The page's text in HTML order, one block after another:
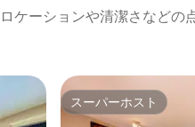
ロケーションや清潔さなどの
スーパーホスト
スーパーホスト